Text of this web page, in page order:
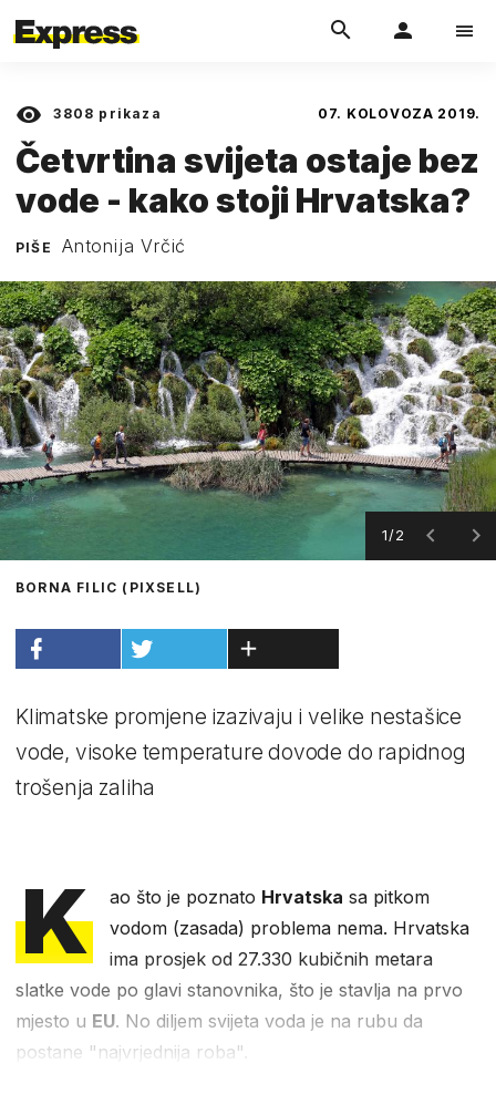
3808 prikaza 07. KOLOVOZA 2019.
Četvrtina svijeta ostaje bez
vode - kako stoji Hrvatska?
PIŠE Antonija Vrčić
1/2
BORNA FILIC (PIXSELL)
Klimatske promjene izazivaju i velike nestašice
vode, visoke temperature dovode do rapidnog
trošenja zaliha
K ao što je poznato Hrvatska sa pitkom
vodom (zasada) problema nema. Hrvatska
ima prosjek od 27.330 kubičnih metara
slatke vode po glavi stanovnika, što je stavlja na prvo
mjesto u EU. No diljem svijeta voda je na rubu da
postane "najvrjednija roba".